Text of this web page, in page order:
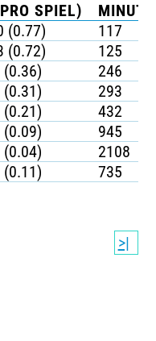
SPIEL)
(0.77)
117
(0.72)
125
(0.36)
246
(0.31)
293
(0.21)
432
(0.09)
945
(0.04)
2108
(0.11) 735
>|